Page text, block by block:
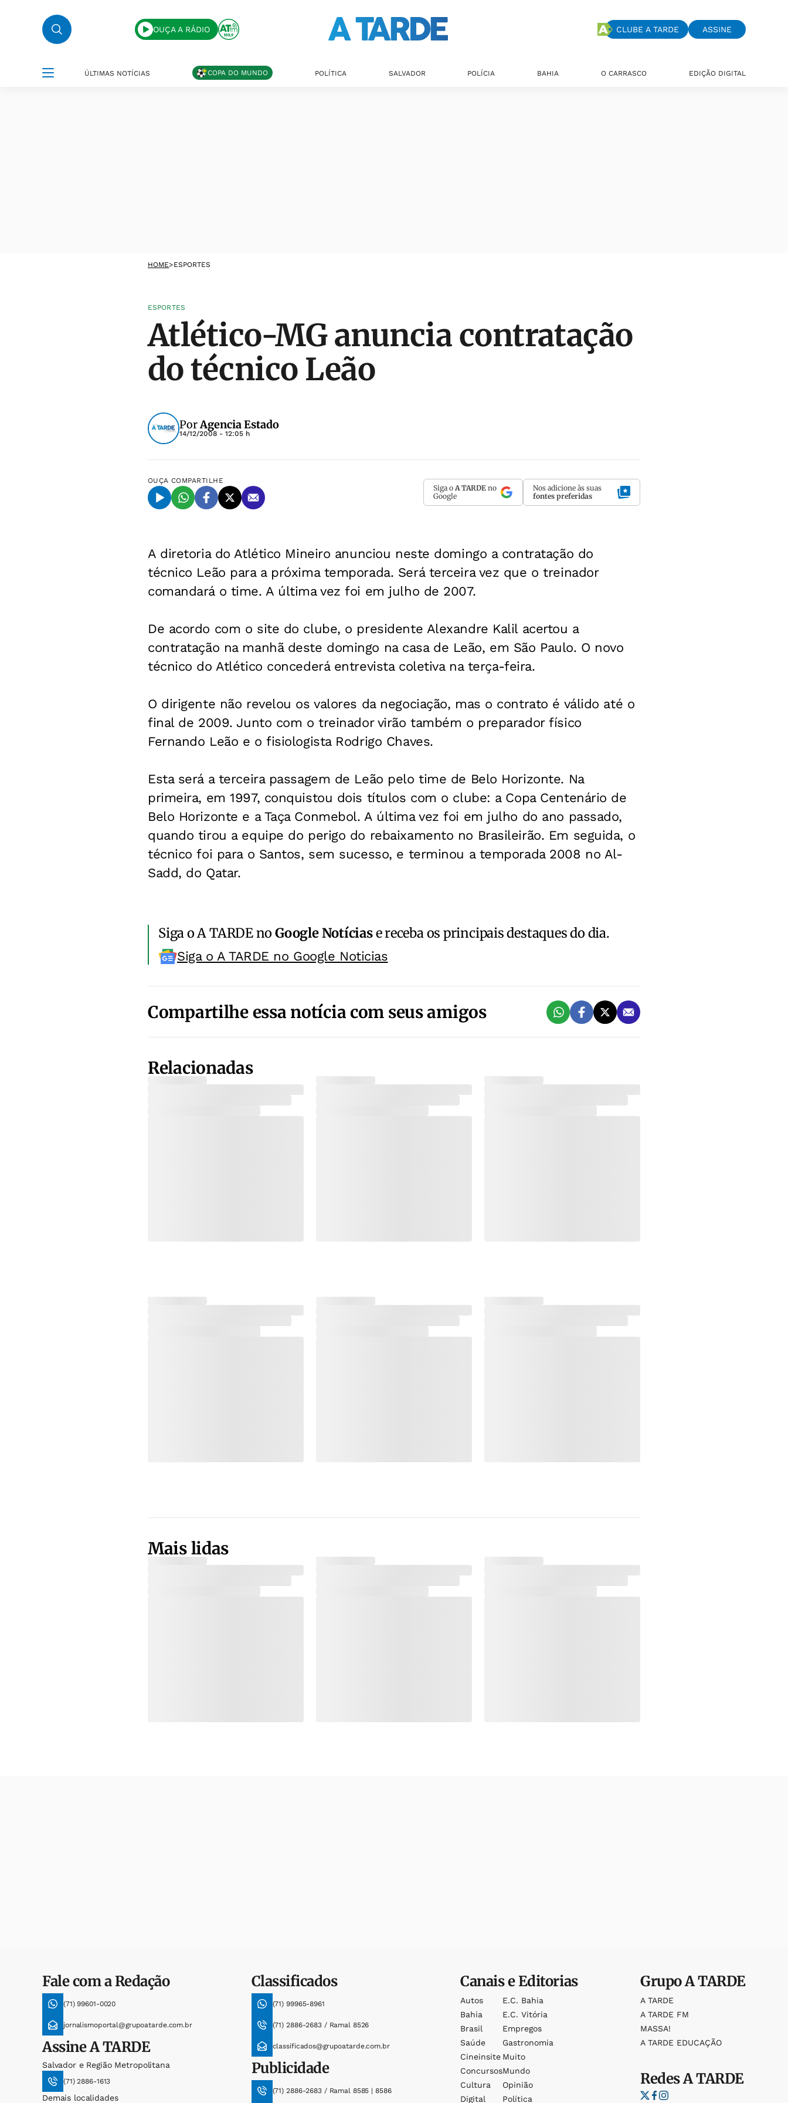
OUÇA A RÁDIO CLUBE A TARDE ASSINE
ÚLTIMAS NOTÍCIAS COPA DO MUNDO POLÍTICA SALVADOR POLÍCIA BAHIA O CARRASCO EDIÇÃO DIGITAL
HOME>ESPORTES
ESPORTES
Atlético-MG anuncia contratação
do técnico Leão
PorAgencia Estado
14/12/2008 - 12:05 h
OUÇA COMPARTILHE
Siga o A TARDE no
Google
Nos adicione às suas
fontes preferidas
A diretoria do Atlético Mineiro anunciou neste domingo a contratação do
técnico Leão para a próxima temporada. Será terceira vez que o treinador
comandará o time. A última vez foi em julho de 2007.
De acordo com o site do clube, o presidente Alexandre Kalil acertou a
contratação na manhã deste domingo na casa de Leão, em São Paulo. O novo
técnico do Atlético concederá entrevista coletiva na terça-feira.
O dirigente não revelou os valores da negociação, mas o contrato é válido até o
final de 2009. Junto com o treinador virão também o preparador físico
Fernando Leão e o fisiologista Rodrigo Chaves.
Esta será a terceira passagem de Leão pelo time de Belo Horizonte. Na
primeira, em 1997, conquistou dois títulos com o clube: a Copa Centenário de
Belo Horizonte e a Taça Conmebol. A última vez foi em julho do ano passado,
quando tirou a equipe do perigo do rebaixamento no Brasileirão. Em seguida, o
técnico foi para o Santos, sem sucesso, e terminou a temporada 2008 no Al-
Sadd, do Qatar.
Siga o A TARDE noGoogle Notíciase receba os principais destaques do dia.
Siga o A TARDE no Google Noticias
Compartilhe essa notícia com seus amigos
Relacionadas
Mais lidas
Fale com a Redação
(71) 99601-0020
jornalismoportal@grupoatarde.com.br
AssineA TARDE
Salvador e Região Metropolitana
(71) 2886-1613
Demais localidades
Classificados
(71) 99965-8961
(71) 2886-2683 / Ramal 8526
classificados@grupoatarde.com.br
Publicidade
(71) 2886-2683 / Ramal 8585 | 8586
Canais e Editorias
Autos
Bahia
Brasil
Saúde
Cineinsite
Concursos
Cultura
Digital
E.c. Bahia
E.c. Vitória
Empregos
Gastronomia
Muito
Mundo
Opinião
Política
GrupoA TARDE
A TARDE
A TARDE FM
MASSA!
A TARDE EDUCAÇÃO
RedesA TARDE